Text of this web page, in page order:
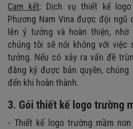
Cam kết: Dịch vụ thiết kế
Phương Nam Vina được đội ngũ
lên ý tưởng và hoàn thiện,
chúng tôi sẽ nói không với việc
tưởng. Nếu có xảy ra vấn đề
đăng ký được bản quyền,
đến khi hoàn thành.
3. Gói thiết kế logo trường
- Thiết kế logo trường mầm